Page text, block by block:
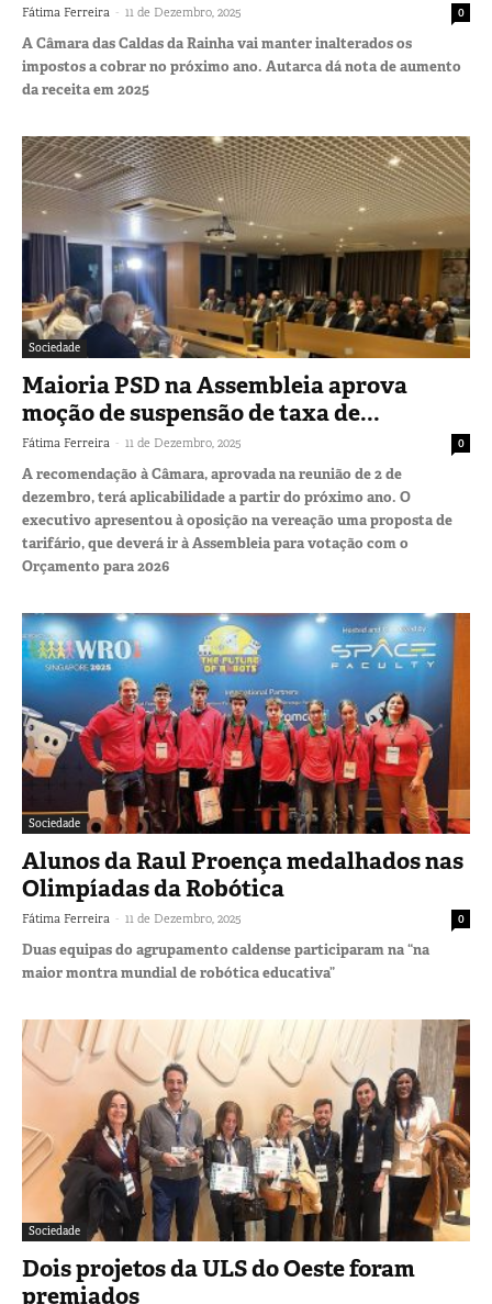
Fátima Ferreira - 11 de Dezembro, 2025 0
A Câmara das Caldas da Rainha vai manter inalterados os
impostos a cobrar no próximo ano. Autarca dá nota de aumento
da receita em 2025
Sociedade
Maioria PSD na Assembleia aprova
moção de suspensão de taxa de...
Fátima Ferreira - 11 de Dezembro, 2025 0
A recomendação à Câmara, aprovada na reunião de 2 de
dezembro, terá aplicabilidade a partir do próximo ano. O
executivo apresentou à oposição na vereação uma proposta de
tarifário, que deverá ir à Assembleia para votação com o
Orçamento para 2026
Sociedade
Alunos da Raul Proença medalhados nas
Olimpíadas da Robótica
Fátima Ferreira - 11 de Dezembro, 2025 0
Duas equipas do agrupamento caldense participaram na “na
maior montra mundial de robótica educativa”
Sociedade
Dois projetos da ULS do Oeste foram
premiados